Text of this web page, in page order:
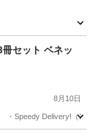
セット ベネッ
8月10日
・Speedy Delivery!（1